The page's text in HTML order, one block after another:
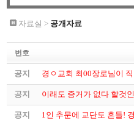
자료실 > 공개자료
번호
공지 경ㅇ교회 최00장로님이
공지 이래도 증거가 없다 할것
공지 1인 추문에 교단도 흔들!